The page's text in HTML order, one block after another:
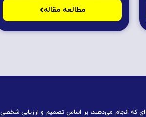
مطالعه مقاله
که انجام می‌دهید، بر اساس تصمیم و ارزیابی شخصی